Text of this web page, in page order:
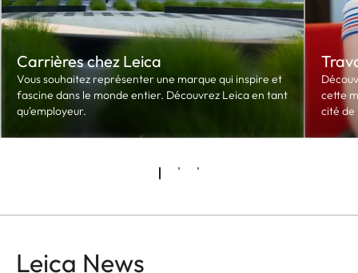
Carrières chez Leica
Vous souhaitez représenter une marque qui inspire et
fascine dans le monde entier. Découvrez Leica en tant
qu'employeur.
cette
cité de
Leica News